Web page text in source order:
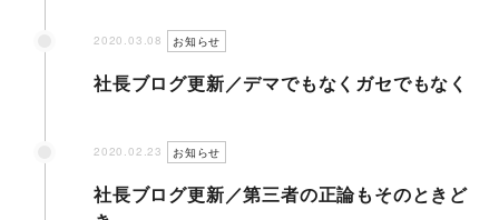
2020.03.08 お知らせ
社長ブログ更新／デマでもなくガセでもなく
2020.02.23 お知らせ
社長ブログ更新／第三者の正論もそのときど